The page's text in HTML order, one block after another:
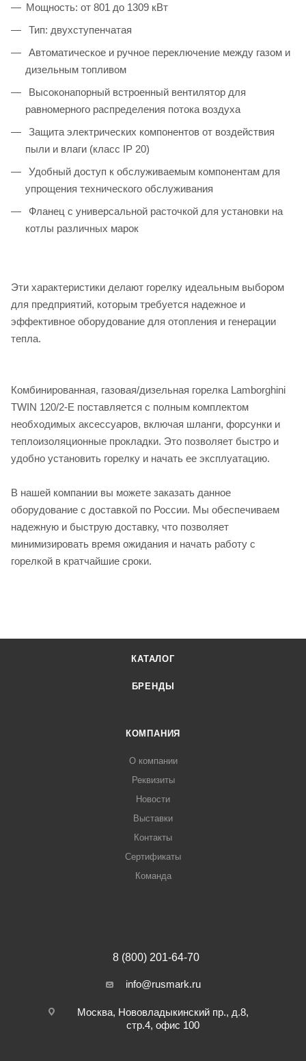
Мощность: от 801 до 1309 кВт
Тип: двухступенчатая
Автоматическое и ручное переключение между газом и
дизельным топливом
Высоконапорный встроенный вентилятор для
равномерного распределения потока воздуха
Защита электрических компонентов от воздействия
пыли и влаги (класс IP 20)
Удобный доступ к обслуживаемым компонентам для
упрощения технического обслуживания
Фланец с универсальной расточкой для установки на
котлы различных марок
Эти характеристики делают горелку идеальным выбором
для предприятий, которым требуется надежное и
эффективное оборудование для отопления и генерации
тепла.
Комбинированная, газовая/дизельная горелка Lamborghini
TWIN 120/2-E поставляется с полным комплектом
необходимых аксессуаров, включая шланги, форсунки и
теплоизоляционные прокладки. Это позволяет быстро и
удобно установить горелку и начать ее эксплуатацию.
В нашей компании вы можете заказать данное
оборудование с доставкой по России. Мы обеспечиваем
надежную и быструю доставку, что позволяет
минимизировать время ожидания и начать работу с
горелкой в кратчайшие сроки.
КАТАЛОГ
БРЕНДЫ
КОМПАНИЯ
О компании
Реквизиты
Новости
Выставки
Контакты
Сертификаты
Команда
8 (800) 201-64-70
info@rusmark.ru
Москва, Нововладыкинский пр., д.8,
стр.4, офис 100